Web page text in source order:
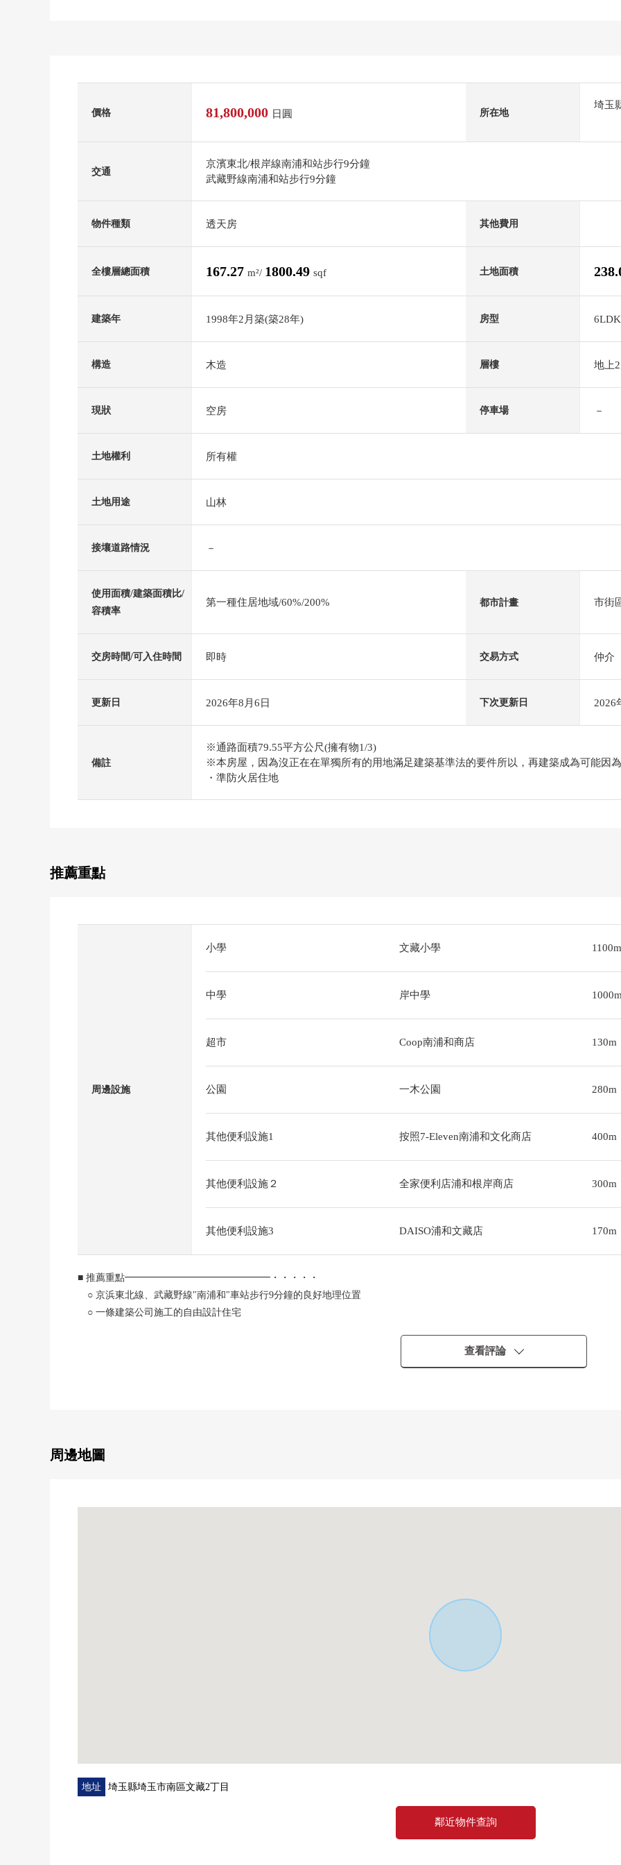
價格 81,800,000 日圓 所在地
埼玉
交通
京濱東北/根岸線南浦和站步行9分鐘
武藏野線南浦和站步行9分鐘
物件種類 透天房 其他費用
全樓層總面積 167.27 m²/ 1800.49 sqf 土地面積
建築年 1998年2月築(築28年) 房型 6LDK
構造 木造 層樓 地上
現狀 空房 停車場 －
土地權利 所有權
土地用途 山林
接壤道路情況 －
使用面積/建築面積比/
容積率
第一種住居地域/60%/200% 都市計畫 市街
交房時間/可入住時間 即時 交易方式 仲介
更新日 2026年8月6日 下次更新日 2026
備註
※通路面積79.55平方公尺(擁有物1/3)
※本房屋，因為沒正在在單獨所有的用地滿足建築基準法的要件所以，再建築成為可能因
・準防火居住地
推薦重點
周邊設施
小學 文藏小學 1100m
中學 岸中學
超市 Coop南浦和商店 130m
公園 一木公園 280m
其他便利設施1 按照7-Eleven南浦和文化商店 400m
其他便利設施２ 全家便利店浦和根岸商店 300m
其他便利設施3 DAISO浦和文藏店 170m
■ 推薦重點━━━━━━━━━━━━━━━・・・・・
○ 京浜東北線、武藏野線"南浦和"車站步行9分鐘的良好地理位置
○ 一條建築公司施工的自由設計住宅
○ 空調NEW裝設(客餐廳.2樓所有房間)
查看評論
周邊地圖
地址 埼玉縣埼玉市南區文藏2丁目
鄰近物件查詢